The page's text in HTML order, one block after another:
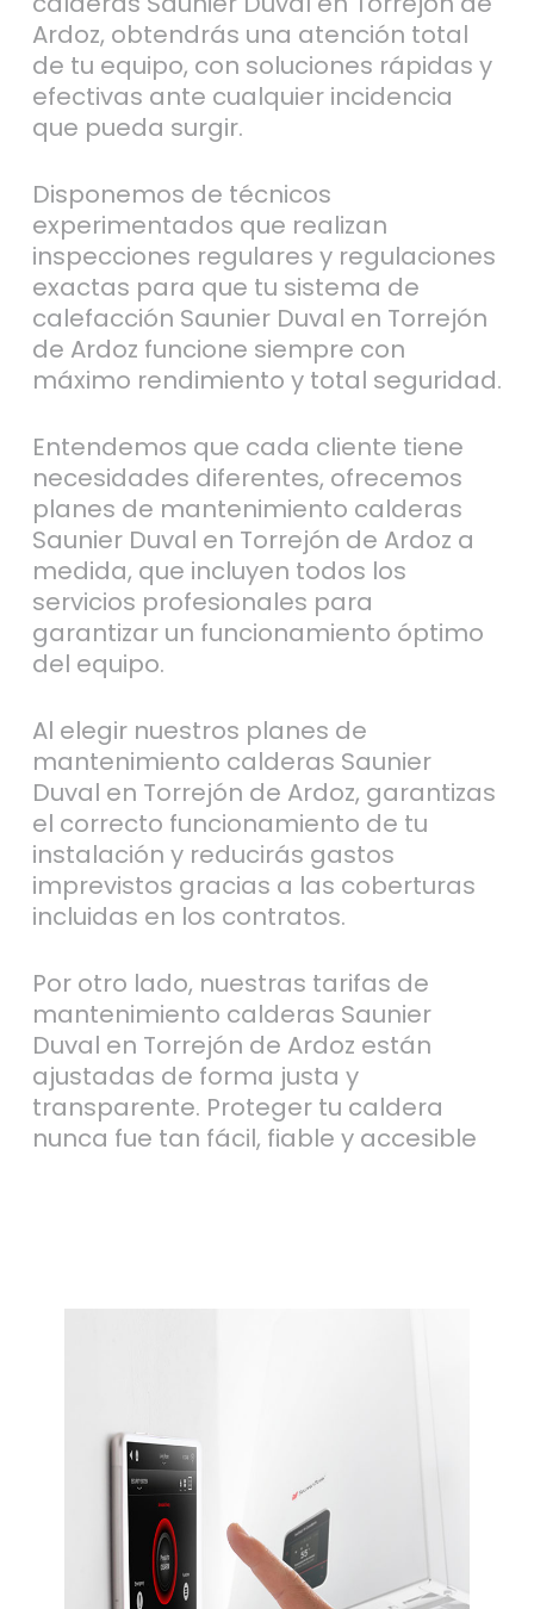
Ardoz, obtendrás una atención total
de tu equipo, con soluciones rápidas y
efectivas ante cualquier incidencia
que pueda surgir.
Disponemos de técnicos
experimentados que realizan
inspecciones regulares y regulaciones
exactas para que tu sistema de
calefacción Saunier Duval en Torrejón
de Ardoz funcione siempre con
máximo rendimiento y total seguridad.
Entendemos que cada cliente tiene
necesidades diferentes, ofrecemos
planes de mantenimiento calderas
Saunier Duval en Torrejón de Ardoz a
medida, que incluyen todos los
servicios profesionales para
garantizar un funcionamiento óptimo
del equipo.
Al elegir nuestros planes de
mantenimiento calderas Saunier
Duval en Torrejón de Ardoz, garantizas
el correcto funcionamiento de tu
instalación y reducirás gastos
imprevistos gracias a las coberturas
incluidas en los contratos.
Por otro lado, nuestras tarifas de
mantenimiento calderas Saunier
Duval en Torrejón de Ardoz están
ajustadas de forma justa y
transparente. Proteger tu caldera
nunca fue tan fácil, fiable y accesible